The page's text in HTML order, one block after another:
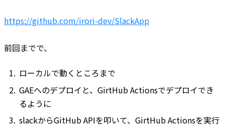
https://github.com/irori-dev/SlackApp
前回までで、
ローカルで動くところまで
GAEへのデプロイと、GirtHub Actionsでデプロイでき
るように
slackからGitHub APIを叩いて、GirtHub Actionsを実行